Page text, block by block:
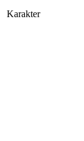
Karakter